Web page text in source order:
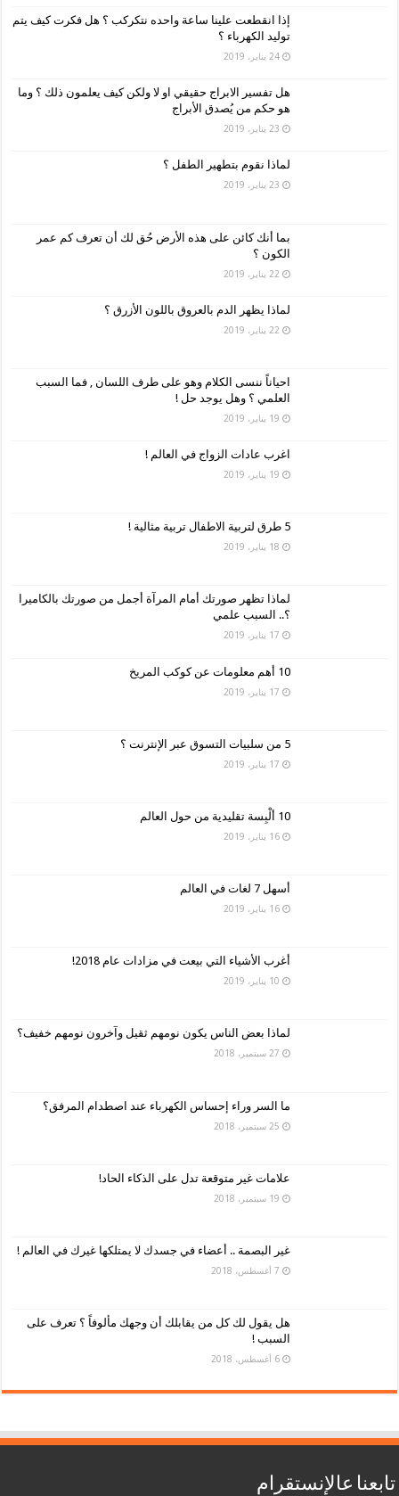
إذا انقطعت علينا ساعة واحده نتكركب ؟ هل فكرت كيف يتم
توليد الكهرباء ؟
24 يناير، 2019
هل تفسير الابراج حقيقي او لا ولكن كيف يعلمون ذلك ؟ وما
هو حكم من يُصدق الأبراج
23 يناير، 2019
لماذا نقوم بتطهير الطفل ؟
23 يناير، 2019
بما أنك كائن على هذه الأرض حُق لك أن تعرف كم عمر
الكون ؟
22 يناير، 2019
لماذا يظهر الدم بالعروق باللون الأزرق ؟
22 يناير، 2019
احياناً ننسى الكلام وهو على طرف اللسان , فما السبب
العلمي ؟ وهل يوجد حل !
19 يناير، 2019
اغرب عادات الزواج في العالم !
19 يناير، 2019
5 طرق لتربية الاطفال تربية مثالية !
18 يناير، 2019
لماذا تظهر صورتك أمام المرآة أجمل من صورتك بالكاميرا
؟.. السبب علمي
17 يناير، 2019
10 أهم معلومات عن كوكب المريخ
17 يناير، 2019
5 من سلبيات التسوق عبر الإنترنت ؟
17 يناير، 2019
10 ألْبِسة تقليدية من حول العالم
16 يناير، 2019
أسهل 7 لغات في العالم
16 يناير، 2019
أغرب الأشياء التي بيعت في مزادات عام 2018!
10 يناير، 2019
لماذا بعض الناس يكون نومهم ثقيل وآخرون نومهم خفيف؟
27 سبتمبر، 2018
ما السر وراء إحساس الكهرباء عند اصطدام المرفق؟
25 سبتمبر، 2018
علامات غير متوقعة تدل على الذكاء الحاد!
19 سبتمبر، 2018
غير البصمة .. أعضاء في جسدك لا يمتلكها غيرك في العالم !
7 أغسطس، 2018
هل يقول لك كل من يقابلك أن وجهك مألوفاً ؟ تعرف على
السبب !
6 أغسطس، 2018
تابعنا عالإنستقرام